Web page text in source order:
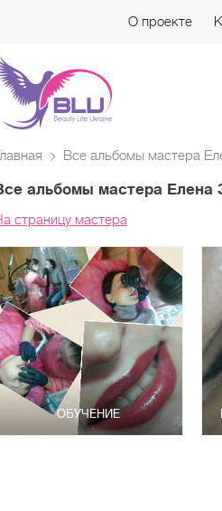
О проекте
Все альбомы мастера
альбомы мастера Елена
страницу мастера
ОБУЧЕНИЕ